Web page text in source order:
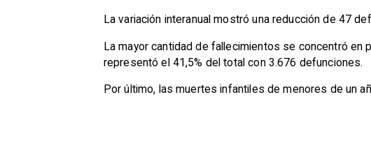
La variación interanual mostró una reducción de 47
La mayor cantidad de fallecimientos se concentró
representó el 41,5% del total con 3.676 defunciones.
Por último, las muertes infantiles de menores de un